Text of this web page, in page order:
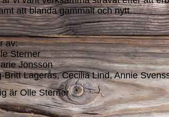
att blanda gammalt och nytt.
av:
Sterner
Jonsson
Britt Lagerås, Cecilia Lind, Annie
är Olle Sterner